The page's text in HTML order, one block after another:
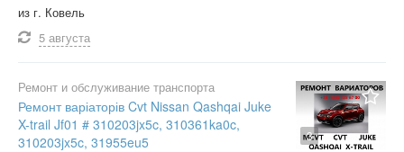
из г. Ковель
5 августа
3
Ремонт и обслуживание транспорта
Ремонт варіаторів Cvt Nissan Qashqai Juke
X-trail Jf01 # 310203jx5c, 310361ka0c,
310203jx5c, 31955eu5